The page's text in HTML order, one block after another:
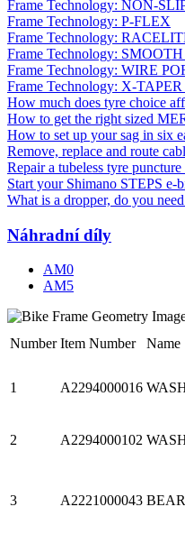
Frame Technology: NON-
Frame Technology: P-FLEX
Frame Technology:
Frame Technology:
Frame Technology: WIRE
Frame Technology: X-
How much does tyre choice
How to get the right sized
How to set up your sag in six
Remove, replace and route
Repair a tubeless tyre
Start your Shimano STEPS e-
What is a dropper, do you
Náhradní díly
AM0
AM5
Number Item Number Name
1 A2294000016
2 A2294000102
3 A2221000043